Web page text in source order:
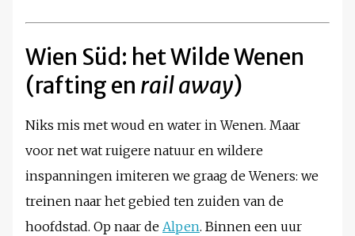
Wien Süd: het Wilde Wenen
(rafting en rail away)
Niks mis met woud en water in Wenen. Maar
voor net wat ruigere natuur en wildere
inspanningen imiteren we graag de Weners: we
treinen naar het gebied ten zuiden van de
hoofdstad. Op naar de Alpen. Binnen een uur